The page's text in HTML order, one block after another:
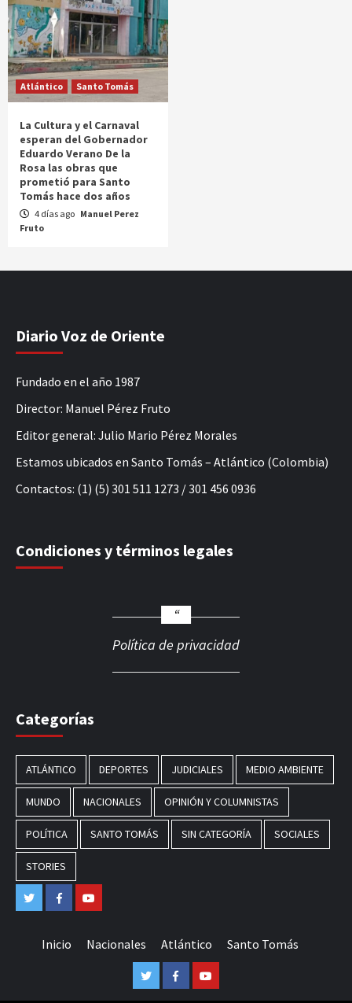
Atlántico Santo Tomás
La Cultura y el Carnaval
esperan del Gobernador
Eduardo Verano De la
Rosa las obras que
prometió para Santo
Tomás hace dos años
4 días ago Manuel Perez
Fruto
Diario Voz de Oriente
Fundado en el año 1987
Director: Manuel Pérez Fruto
Editor general: Julio Mario Pérez Morales
Estamos ubicados en Santo Tomás – Atlántico (Colombia)
Contactos: (1) (5) 301 511 1273 / 301 456 0936
Condiciones y términos legales
Política de privacidad
Categorías
ATLÁNTICO DEPORTES JUDICIALES MEDIO AMBIENTE
MUNDO NACIONALES OPINIÓN Y COLUMNISTAS
POLÍTICA SANTO TOMÁS SIN CATEGORÍA SOCIALES
STORIES
TwitterFacebook
Inicio Nacionales Atlántico Santo Tomás
TwitterFacebookYoutube